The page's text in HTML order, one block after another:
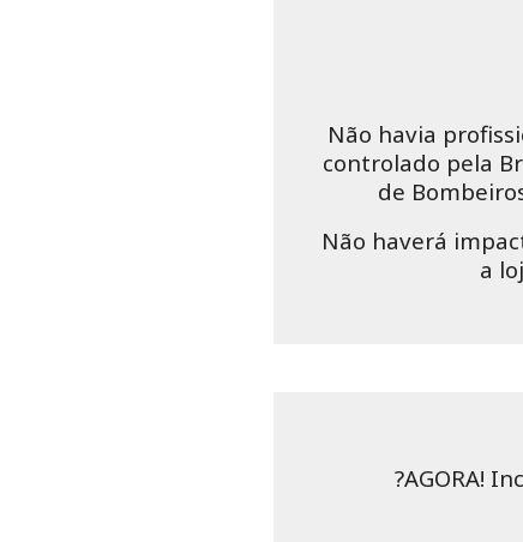
Não havia
controlado pela
de
Não haverá
a
?AGORA!